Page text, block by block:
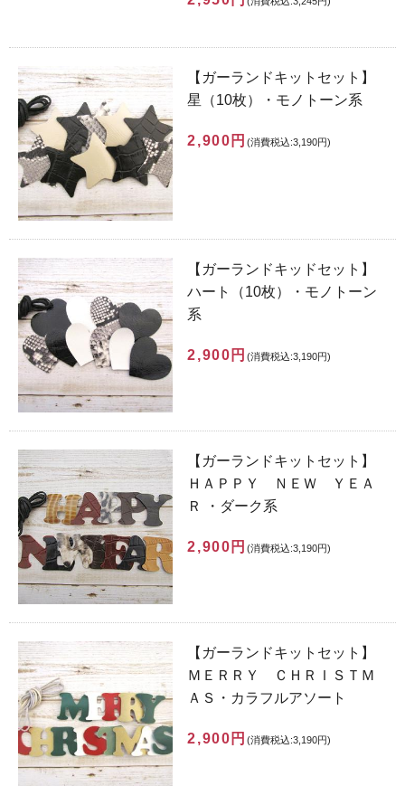
【ガーランドキットセット】
星（10枚）・モノトーン系
2,900円 (消費税込:3,190円)
【ガーランドキッドセット】
ハート（10枚）・モノトーン
系
2,900円 (消費税込:3,190円)
【ガーランドキットセット】
ＨＡＰＰＹ ＮＥＷ ＹＥＡ
Ｒ ・ダーク系
2,900円 (消費税込:3,190円)
【ガーランドキットセット】
ＭＥＲＲＹ ＣＨＲＩＳＴＭ
ＡＳ・カラフルアソート
2,900円 (消費税込:3,190円)